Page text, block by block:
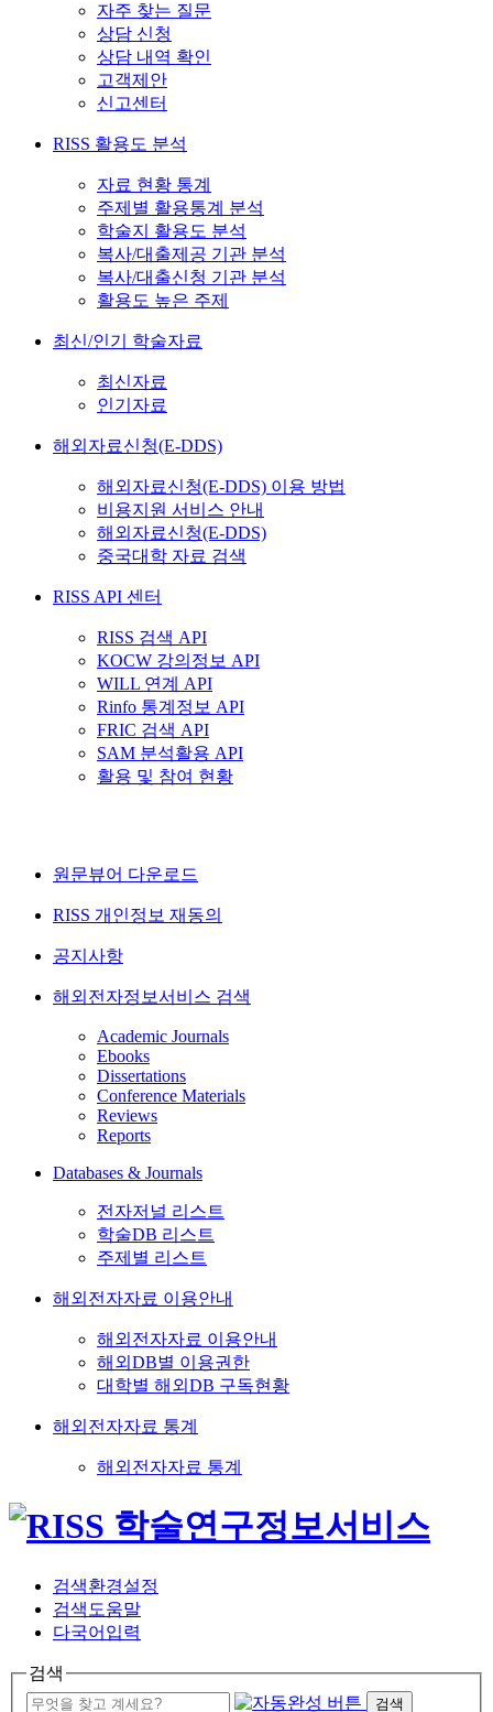
자주 찾는 질문
상담 신청
상담 내역 확인
고객제안
신고센터
RISS 활용도 분석
자료 현황 통계
주제별 활용통계 분석
학술지 활용도 분석
복사/대출제공 기관 분석
복사/대출신청 기관 분석
활용도 높은 주제
최신/인기 학술자료
최신자료
인기자료
해외자료신청(E-DDS)
해외자료신청(E-DDS) 이용 방법
비용지원 서비스 안내
해외자료신청(E-DDS)
중국대학 자료 검색
RISS API 센터
RISS 검색 API
KOCW 강의정보 API
WILL 연계 API
Rinfo 통계정보 API
FRIC 검색 API
SAM 분석활용 API
활용 및 참여 현황
원문뷰어 다운로드
RISS 개인정보 재동의
공지사항
해외전자정보서비스 검색
Academic Journals
Ebooks
Dissertations
Conference Materials
Reviews
Reports
Databases & Journals
전자저널 리스트
학술DB 리스트
주제별 리스트
해외전자자료 이용안내
해외전자자료 이용안내
해외DB별 이용권한
대학별 해외DB 구독현황
해외전자자료 통계
해외전자자료 통계
검색환경설정
검색도움말
다국어입력
검색
검색